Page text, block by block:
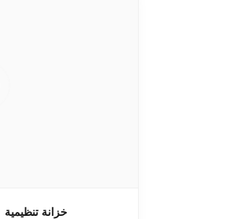
خزانة تنظيمية